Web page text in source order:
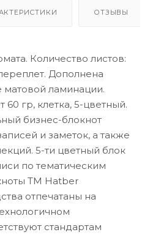
ОТЗЫВЫ
Количество листов:
Дополнена
ламинации.
60 гр, клетка, 5-цветный.
бизнес-блокнот
и заметок, а также
5-ти цветный блок
по тематическим
ТМ Hatber
отпечатаны на
стандартам